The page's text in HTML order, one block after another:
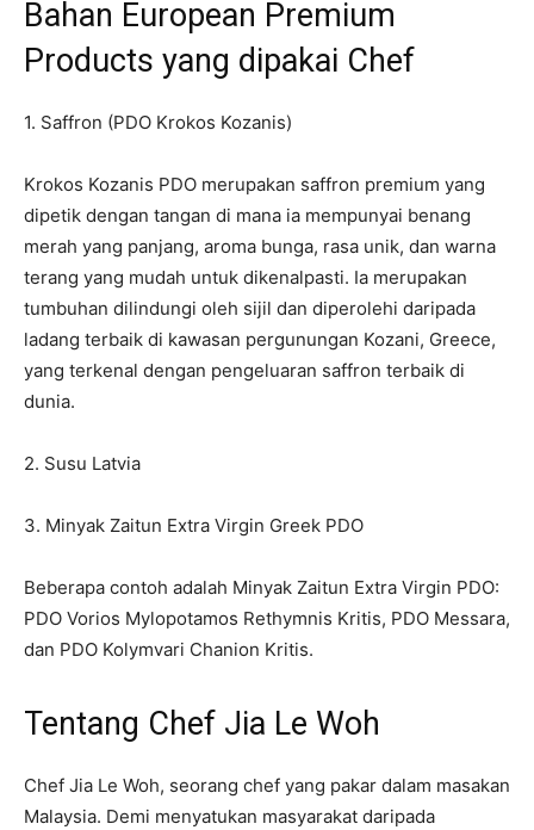
Bahan European Premium
Products yang dipakai Chef
1. Saffron (PDO Krokos Kozanis)
Krokos Kozanis PDO merupakan saffron premium yang
dipetik dengan tangan di mana ia mempunyai benang
merah yang panjang, aroma bunga, rasa unik, dan warna
terang yang mudah untuk dikenalpasti. Ia merupakan
tumbuhan dilindungi oleh sijil dan diperolehi daripada
ladang terbaik di kawasan pergunungan Kozani, Greece,
yang terkenal dengan pengeluaran saffron terbaik di
dunia.
2. Susu Latvia
3. Minyak Zaitun Extra Virgin Greek PDO
Beberapa contoh adalah Minyak Zaitun Extra Virgin PDO:
PDO Vorios Mylopotamos Rethymnis Kritis, PDO Messara,
dan PDO Kolymvari Chanion Kritis.
Tentang Chef Jia Le Woh
Chef Jia Le Woh, seorang chef yang pakar dalam masakan
Malaysia. Demi menyatukan masyarakat daripada